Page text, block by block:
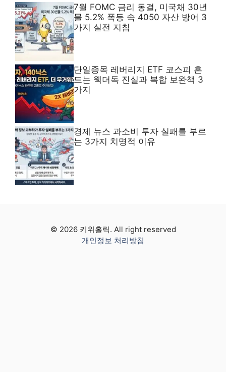
7월 FOMC 금리 동결, 미국채 30년
물 5.2% 폭등 속 4050 자산 방어 3
가지 실전 지침
단일종목 레버리지 ETF 코스피 흔
드는 웩더독 진실과 복합 보완책 3
가지
경제 뉴스 과소비 투자 실패를 부르
는 3가지 치명적 이유
© 2026 키위홀릭. All right reserved
개인정보 처리방침